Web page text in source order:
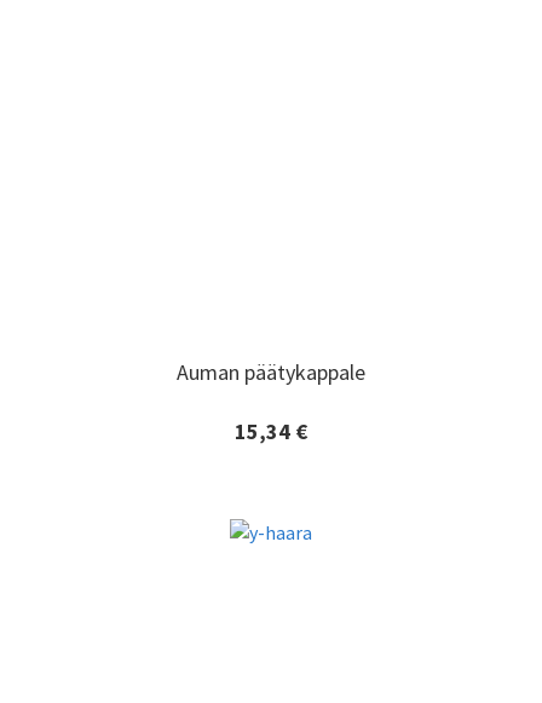
Auman päätykappale
15,34 €
Auman päätykappale
Lisätiedot ja tilaaminen